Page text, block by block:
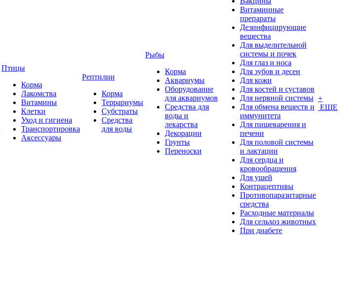
Птицы
Корма
Лакомства
Витамины
Клетки
Уход и гигиена
Транспортировка
Аксессуары
Рептилии
Корма
Террариумы
Субстраты
Средства
для воды
Рыбы
Корма
Аквариумы
Оборудование
для аквариумов
Средства для
воды и
лекарства
Декорации
Грунты
Переноски
Витаминные
препараты
Дезинфицирующие
вещества
Для выделительной
системы и почек
Для глаз и носа
Для зубов и десен
Для кожи
Для костей и суставов
Для нервной системы
Для обмена веществ и
иммунитета
Для пищеварения и
печени
Для половой системы
и лактации
Для сердца и
кровообращения
Для ушей
Контрацептивы
Противопаразитарные
средства
Расходные материалы
Для сельхоз животных
При диабете
+
ЕЩЕ